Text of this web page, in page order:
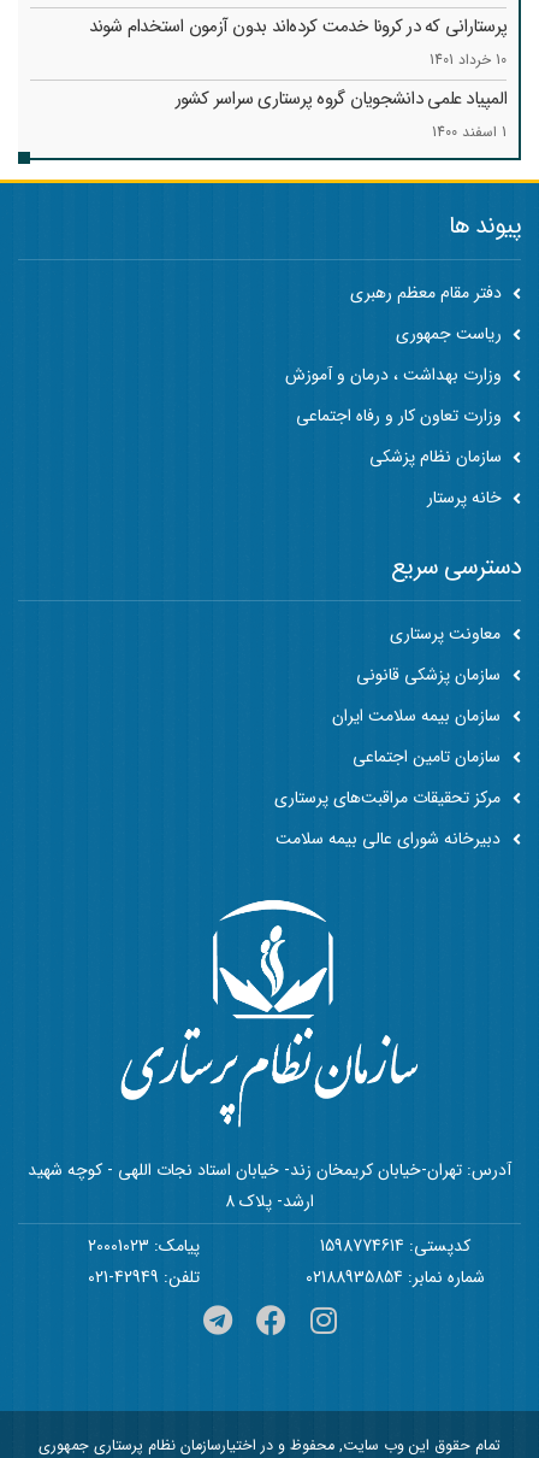
پرستارانی که در کرونا خدمت کرد‌ه‌اند بدون آزمون استخدام شوند
10 خرداد 1401
المپیاد علمی دانشجویان گروه پرستاری سراسر کشور
1 اسفند 1400
پیوند ها
دفتر مقام معظم رهبری
ریاست جمهوری
وزارت بهداشت ، درمان و آموزش
وزارت تعاون کار و رفاه اجتماعی
سازمان نظام پزشکی
خانه پرستار
آدرس: تهران-خیابان کریمخان زند- خیابان استاد نجات اللهی - کوچه شهید
ارشد- پلاک 8
کدپستی: 1598774614
پیامک: 20001023
شماره نمابر: 02188935854
تلفن: 42949-021
دسترسی سریع
معاونت پرستاری
سازمان پزشکی قانونی
سازمان بیمه سلامت ایران
سازمان تامین اجتماعی
مرکز تحقیقات مراقبت‌های پرستاری
دبیرخانه شورای عالی بیمه سلامت
تمام حقوق این وب سایت, محفوظ و در اختیارسازمان نظام پرستاری جمهوری